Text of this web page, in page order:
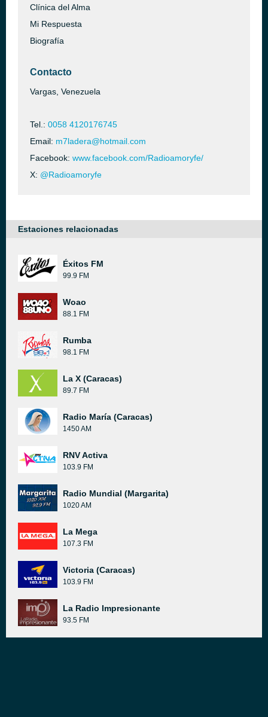
Clínica del Alma
Mi Respuesta
Biografía
Contacto
Vargas, Venezuela
Tel.: 0058 4120176745
Email: m7ladera@hotmail.com
Facebook: www.facebook.com/Radioamoryfe/
X: @Radioamoryfe
Estaciones relacionadas
Éxitos FM
99.9 FM
Woao
88.1 FM
Rumba
98.1 FM
La X (Caracas)
89.7 FM
Radio María (Caracas)
1450 AM
RNV Activa
103.9 FM
Radio Mundial (Margarita)
1020 AM
La Mega
107.3 FM
Victoria (Caracas)
103.9 FM
La Radio Impresionante
93.5 FM